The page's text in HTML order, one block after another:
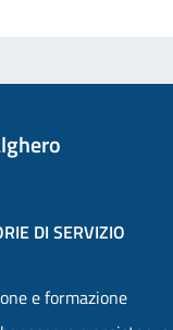
DI SERVIZIO
e formazione